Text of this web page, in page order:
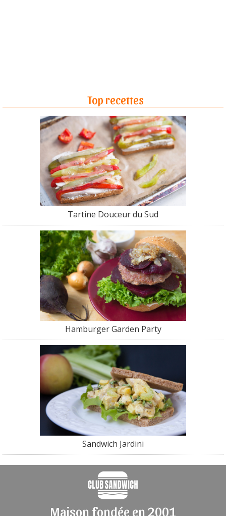
Top recettes
Tartine Douceur du Sud
Hamburger Garden Party
Sandwich Jardini
Maison fondée en 2001